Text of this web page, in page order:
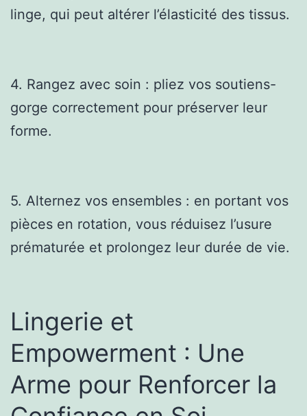
linge, qui peut altérer l’élasticité des tissus.
4. Rangez avec soin : pliez vos soutiens-
gorge correctement pour préserver leur
forme.
5. Alternez vos ensembles : en portant vos
pièces en rotation, vous réduisez l’usure
prématurée et prolongez leur durée de vie.
Lingerie et
Empowerment : Une
Arme pour Renforcer la